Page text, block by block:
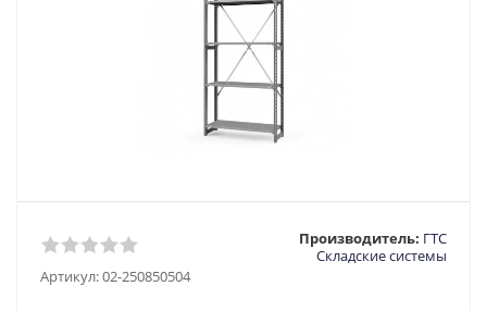
Артикул:02-250850504
Производитель: ГТС
Складские системы